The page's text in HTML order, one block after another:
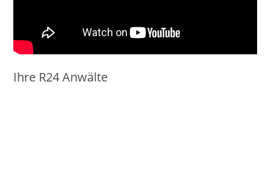
Ihre R24 Anwälte